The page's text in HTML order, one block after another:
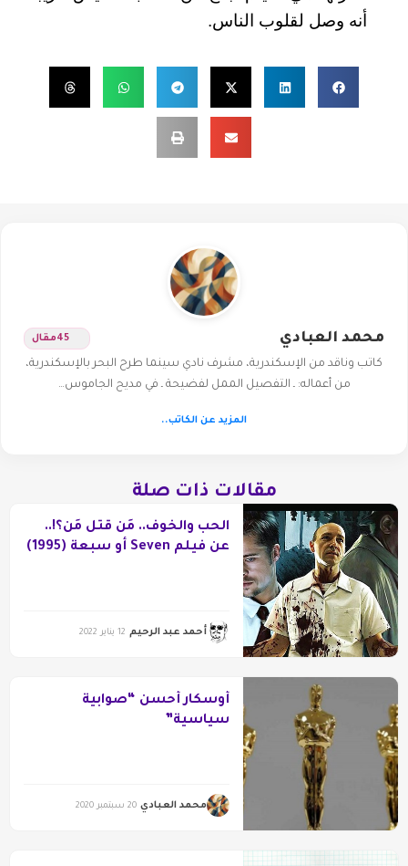
أنه وصل لقلوب الناس.
محمد العبادي 45مقال
كاتب وناقد من الإسكندرية، مشرف نادي سينما طرح البحر بالإسكندرية،
من أعماله: ـ التفصيل الممل لفضيحة ـ في مديح الجاموس…
المزيد عن الكاتب..
مقالات ذات صلة
الحب والخوف.. مَن قتل مَن؟!..
عن فيلم Seven أو سبعة (1995)
أحمد عبد الرحيم 12 يناير 2022
أوسكار أحسن “صوابية
سياسية”
محمد العبادي 20 سبتمبر 2020